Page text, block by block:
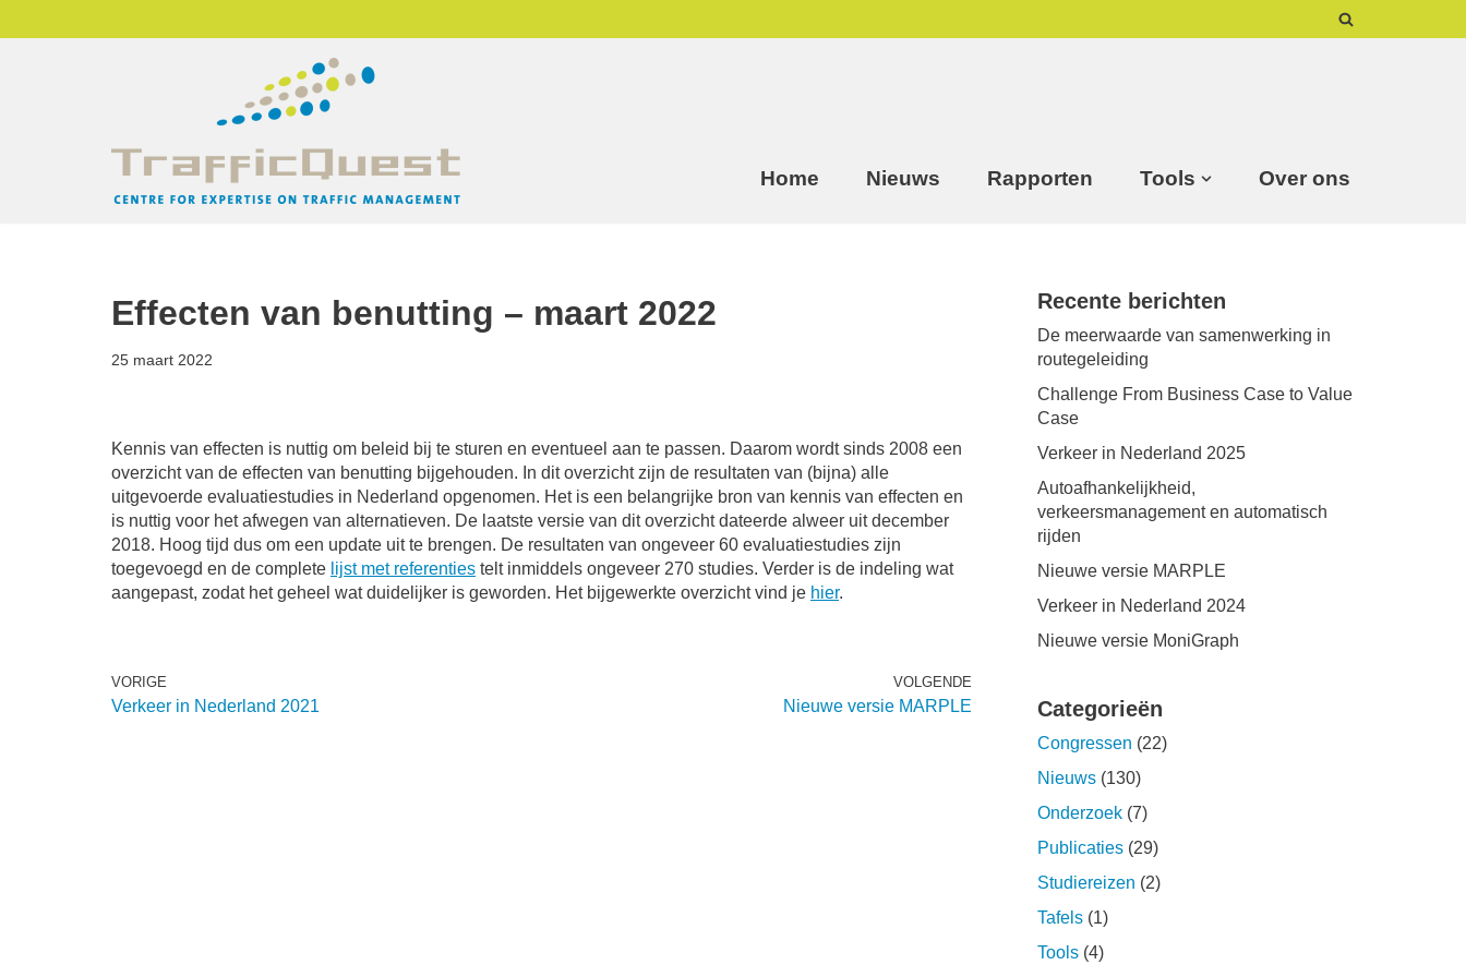
Home Nieuws Rapporten Tools Over ons
Effecten van benutting – maart 2022
25 maart 2022
Kennis van effecten is nuttig om beleid bij te sturen en eventueel aan te passen. Daarom wordt sinds 2008 een
overzicht van de effecten van benutting bijgehouden. In dit overzicht zijn de resultaten van (bijna) alle
uitgevoerde evaluatiestudies in Nederland opgenomen. Het is een belangrijke bron van kennis van effecten en
is nuttig voor het afwegen van alternatieven. De laatste versie van dit overzicht dateerde alweer uit december
2018. Hoog tijd dus om een update uit te brengen. De resultaten van ongeveer 60 evaluatiestudies zijn
toegevoegd en de complete lijst met referenties telt inmiddels ongeveer 270 studies. Verder is de indeling wat
aangepast, zodat het geheel wat duidelijker is geworden. Het bijgewerkte overzicht vind je hier.
VORIGE
Verkeer in Nederland 2021
VOLGENDE
Nieuwe versie MARPLE
Recente berichten
De meerwaarde van samenwerking in
routegeleiding
Challenge From Business Case to Value
Case
Verkeer in Nederland 2025
Autoafhankelijkheid,
verkeersmanagement en automatisch
rijden
Nieuwe versie MARPLE
Verkeer in Nederland 2024
Nieuwe versie MoniGraph
Categorieën
Congressen (22)
Nieuws (130)
Onderzoek (7)
Publicaties (29)
Studiereizen (2)
Tafels (1)
Tools (4)